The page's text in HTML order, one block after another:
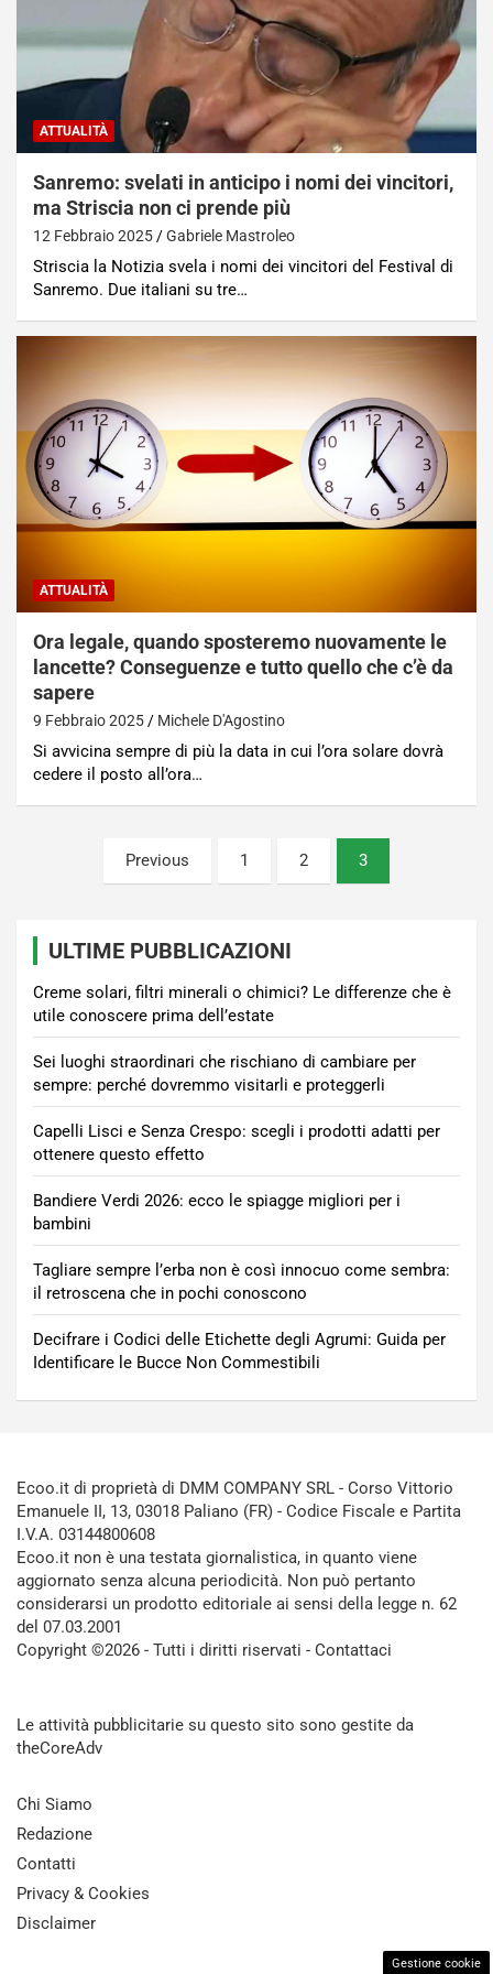
ATTUALITÀ
Sanremo: svelati in anticipo i nomi dei vincitori,
ma Striscia non ci prende più
12 Febbraio 2025 Gabriele Mastroleo
Striscia la Notizia svela i nomi dei vincitori del Festival di
Sanremo. Due italiani su tre…
ATTUALITÀ
Ora legale, quando sposteremo nuovamente le
lancette? Conseguenze e tutto quello che c’è da
sapere
9 Febbraio 2025 Michele D'Agostino
Si avvicina sempre di più la data in cui l’ora solare dovrà
cedere il posto all’ora…
Paginazione
Previous 1 2 3
ULTIME PUBBLICAZIONI
Creme solari, filtri minerali o chimici? Le differenze che è
utile conoscere prima dell’estate
Sei luoghi straordinari che rischiano di cambiare per
sempre: perché dovremmo visitarli e proteggerli
Capelli Lisci e Senza Crespo: scegli i prodotti adatti per
ottenere questo effetto
Bandiere Verdi 2026: ecco le spiagge migliori per i
bambini
Tagliare sempre l’erba non è così innocuo come sembra:
il retroscena che in pochi conoscono
Decifrare i Codici delle Etichette degli Agrumi: Guida per
Identificare le Bucce Non Commestibili
Ecoo.it di proprietà di DMM COMPANY SRL - Corso Vittorio
Emanuele II, 13, 03018 Paliano (FR) - Codice Fiscale e Partita
I.V.A. 03144800608
Ecoo.it non è una testata giornalistica, in quanto viene
aggiornato senza alcuna periodicità. Non può pertanto
considerarsi un prodotto editoriale ai sensi della legge n. 62
del 07.03.2001
Copyright ©2026 - Tutti i diritti riservati - Contattaci
Le attività pubblicitarie su questo sito sono gestite da
theCoreAdv
Chi Siamo
Redazione
Contatti
Privacy & Cookies
Disclaimer
Gestione cookie